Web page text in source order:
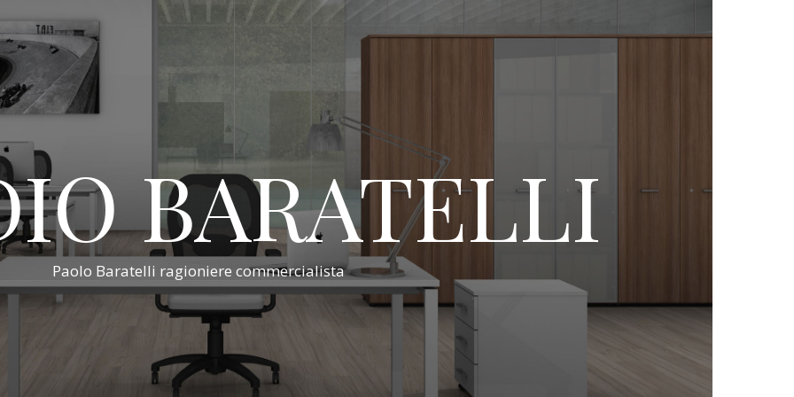
BARATELLI
Paolo Baratelli ragioniere commercialista